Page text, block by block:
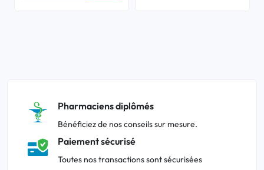
Pharmaciens diplômés
Bénéficiez de nos conseils sur mesure.
Paiement sécurisé
Toutes nos transactions sont sécurisées